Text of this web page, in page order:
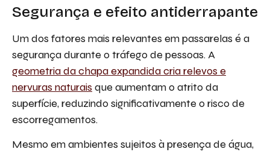
Segurança e efeito antiderrapante
Um dos fatores mais relevantes em passarelas é a
segurança durante o tráfego de pessoas. A
geometria da chapa expandida cria relevos e
nervuras naturais que aumentam o atrito da
superfície, reduzindo significativamente o risco de
escorregamentos.
Mesmo em ambientes sujeitos à presença de água,